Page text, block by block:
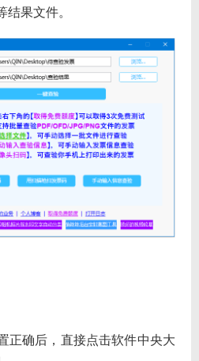
结果文件。
正确后，直接点击软件中央大